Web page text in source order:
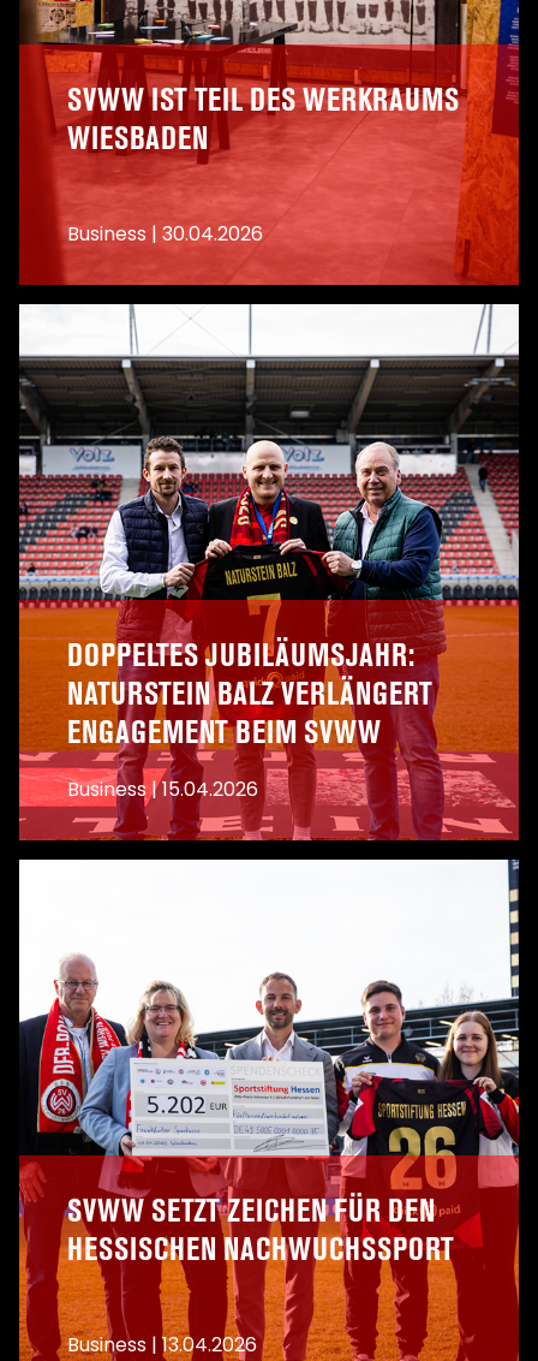
A
SVWW IST TEIL DES WERKRAUMS
WIESBADEN
Business | 30.04.2026
A
DOPPELTES JUBILÄUMSJAHR:
NATURSTEIN BALZ VERLÄNGERT
ENGAGEMENT BEIM SVWW
Business|15.04.2026
SVWW SETZT ZEICHEN FÜR DEN
HESSISCHEN NACHWUCHSSPORT
Business | 13.04.2026